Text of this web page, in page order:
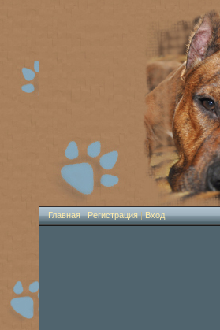
Главная|Регистрация|Вход